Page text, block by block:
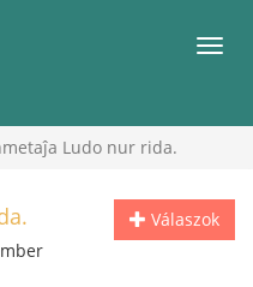
Ludo nur rida.
Válaszok